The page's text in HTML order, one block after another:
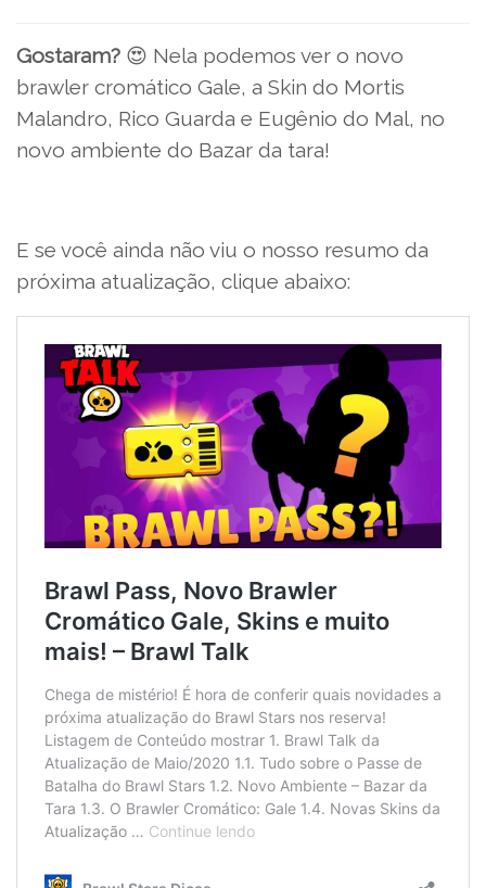
Gostaram? 😍 Nela podemos ver o novo
brawler cromático Gale, a Skin do Mortis
Malandro, Rico Guarda e Eugênio do Mal, no
novo ambiente do Bazar da tara!
E se você ainda não viu o nosso resumo da
próxima atualização, clique abaixo: